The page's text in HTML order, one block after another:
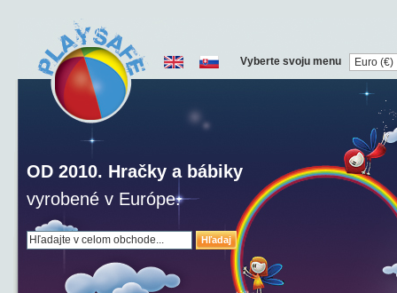
Hľadaj
OD 2010. Hračky a bábiky
vyrobené v Európe.
Vyberte svoju menu